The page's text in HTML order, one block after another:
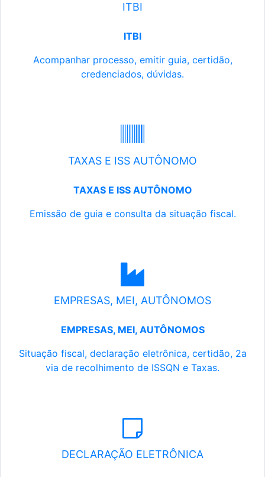
ITBI
ITBI
Acompanhar processo, emitir guia, certidão,
credenciados, dúvidas.
TAXAS E ISS AUTÔNOMO
TAXAS E ISS AUTÔNOMO
Emissão de guia e consulta da situação fiscal.
EMPRESAS, MEI, AUTÔNOMOS
EMPRESAS, MEI, AUTÔNOMOS
Situação fiscal, declaração eletrônica, certidão, 2a
via de recolhimento de ISSQN e Taxas.
DECLARAÇÃO ELETRÔNICA